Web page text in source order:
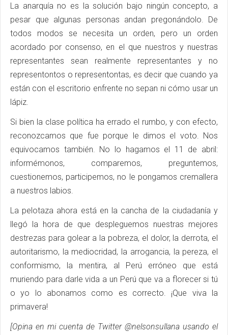
La anarquía no es la solución bajo ningún concepto, a
pesar que algunas personas andan pregonándolo. De
todos modos se necesita un orden, pero un orden
acordado por consenso, en el que nuestros y nuestras
representantes sean realmente representantes y no
representontos o representontas, es decir que cuando ya
están con el escritorio enfrente no sepan ni cómo usar un
lápiz.
Si bien la clase política ha errado el rumbo, y con efecto,
reconozcamos que fue porque le dimos el voto. Nos
equivocamos también. No lo hagamos el 11 de abril:
informémonos, comparemos, preguntemos,
cuestionemos, participemos, no le pongamos cremallera
a nuestros labios.
La pelotaza ahora está en la cancha de la ciudadanía y
llegó la hora de que despleguemos nuestras mejores
destrezas para golear a la pobreza, el dolor, la derrota, el
autoritarismo, la mediocridad, la arrogancia, la pereza, el
conformismo, la mentira, al Perú erróneo que está
muriendo para darle vida a un Perú que va a florecer si tú
o yo lo abonamos como es correcto. ¡Que viva la
primavera!
[Opina en mi cuenta de Twitter @nelsonsullana usando el